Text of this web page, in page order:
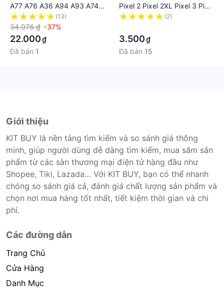
A77 A76 A36 A94 A93 A74
A95 A54 A53 A33 A52 A92
A31 A16 A15 A15S A5 A9
2020 A7 A5S A3S Reno 5F
4F 7 6 5 4 4G 5G Và chơi
(13)
34.976 ₫ -37%
22.000₫
Đã bán 1
Pixel 2 Pixel 2XL Pixel 3 Pixel
3XL Pixel 3A Pixel 3AXL
suốt
(2)
3.500₫
Đã bán 15
Giới thiệu
KIT BUY là nền tảng tìm kiếm và so sánh giá thông
minh, giúp người dùng dễ dàng tìm kiếm, mua sắm sản
phẩm từ các sàn thương mại điện tử hàng đầu như
Shopee, Tiki, Lazada… Với KIT BUY, bạn có thể nhanh
chóng so sánh giá cả, đánh giá chất lượng sản phẩm và
chọn nơi mua hàng tốt nhất, tiết kiệm thời gian và chi
phí.
Các đường dẫn
Trang Chủ
Cửa Hàng
Danh Mục